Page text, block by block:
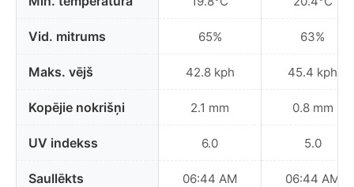
Vid. mitrums
Maks. vējš
Kopējie nokrišņi
UV indekss
Saullēkts
65%
42.8 kph
2.1 mm
6.0
06:44 AM
63%
45.4 kph
0.8 mm
5.0
06:44 AM